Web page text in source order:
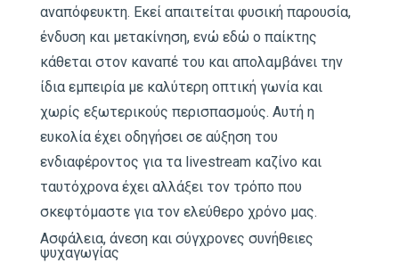
αναπόφευκτη. Εκεί απαιτείται φυσική παρουσία,
ένδυση και μετακίνηση, ενώ εδώ ο παίκτης
κάθεται στον καναπέ του και απολαμβάνει την
ίδια εμπειρία με καλύτερη οπτική γωνία και
χωρίς εξωτερικούς περισπασμούς. Αυτή η
ευκολία έχει οδηγήσει σε αύξηση του
ενδιαφέροντος για τα livestream καζίνο και
ταυτόχρονα έχει αλλάξει τον τρόπο που
σκεφτόμαστε για τον ελεύθερο χρόνο μας.
Ασφάλεια, άνεση και σύγχρονες συνήθειες
ψυχαγωγίας